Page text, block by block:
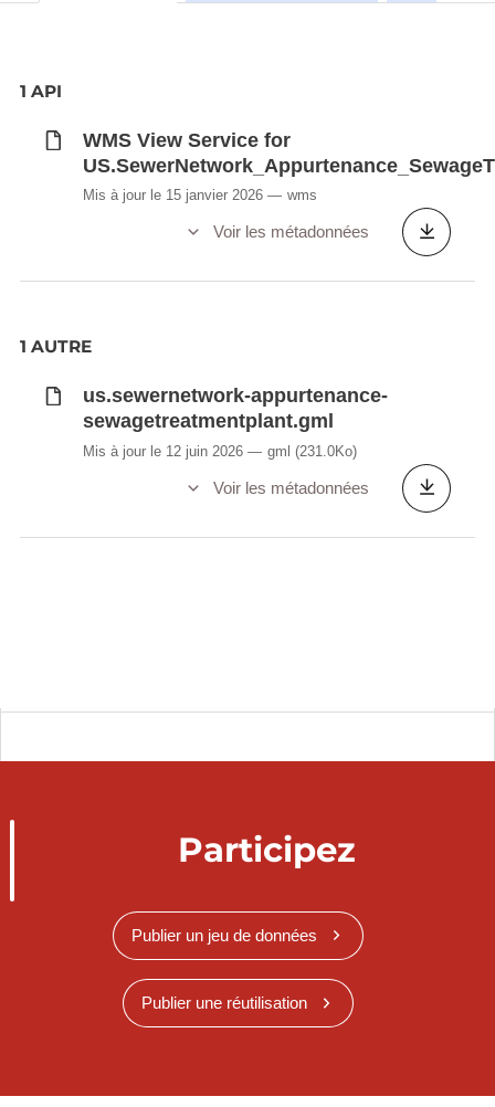
1 API
WMS View Service for
Mis à jour le 15 janvier 2026 wms
Voir les métadonnées
1 AUTRE
us.sewernetwork-appurtenance-
sewagetreatmentplant.gml
Mis à jour le 12 juin 2026 gml (231.0Ko)
Voir les métadonnées
Participez
Publier un jeu de données
Publier une réutilisation